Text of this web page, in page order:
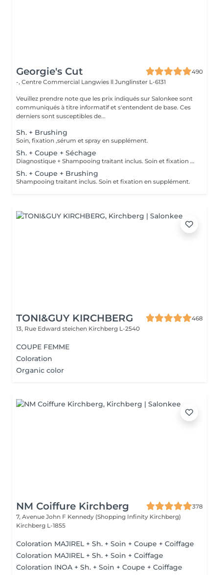
Georgie's Cut
490
-, Centre Commercial Langwies ll Junglinster L-6131
Veuillez prendre note que les prix indiqués sur Salonkee sont
communiqués à titre informatif et s'entendent de base. Ces
derniers sont susceptibles de...
Sh. + Brushing
Soin, fixation ,sérum et spray en supplément.
Sh. + Coupe + Séchage
Diagnostique + Shampooing traitant inclus. Soin et fixation en supplément.
Sh. + Coupe + Brushing
Shampooing traitant inclus. Soin et fixation en supplément.
TONI&GUY KIRCHBERG
468
13, Rue Edward steichen Kirchberg L-2540
COUPE FEMME
Coloration
Organic color
NM Coiffure Kirchberg
378
7, Avenue John F Kennedy (Shopping Infinity Kirchberg)
Kirchberg L-1855
Coloration MAJIREL + Sh. + Soin + Coupe + Coiffage
Coloration MAJIREL + Sh. + Soin + Coiffage
Coloration INOA + Sh. + Soin + Coupe + Coiffage